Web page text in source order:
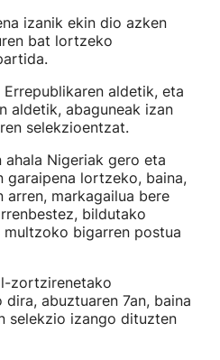
izanik ekin dio azken
bat lortzeko
Errepublikaren aldetik, eta
aldetik, abaguneak izan
selekzioentzat.
ahala Nigeriak gero eta
garaipena lortzeko, baina,
arren, markagailua bere
bildutako
bigarren postua
zortzirenetako
abuztuaren 7an, baina
selekzio izango dituzten